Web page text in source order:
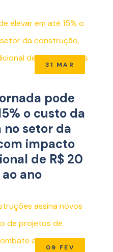
31 MAR
pode
o custo da
no setor da
impacto
de R$ 20
ano
09 FEV